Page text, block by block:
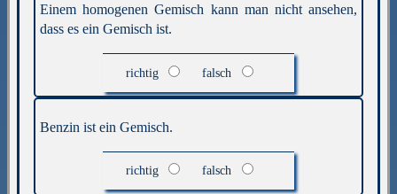
Einem homogenen Gemisch kann man nicht ansehen,
dass es ein Gemisch ist.
richtig falsch
Benzin ist ein Gemisch.
richtig falsch